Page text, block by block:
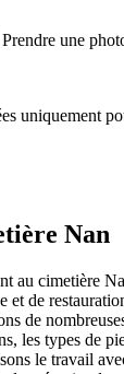
Prendre une
uniquement
Nan
au cimetière
et de
de
les types de
le travail